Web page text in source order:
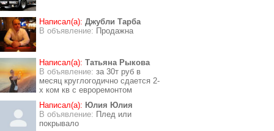
Написал(а): Джубли Тарба
В объявление: Продажна
Написал(а): Татьяна Рыкова
В объявление: за 30т руб в
месяц круглогодично сдается 2-
х ком кв с евроремонтом
Написал(а): Юлия Юлия
В объявление: Плед или
покрывало